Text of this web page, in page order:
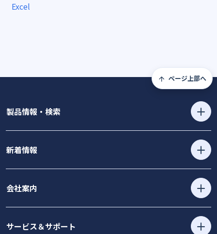
Excel
ページ上部へ
製品情報・検索
新着情報
会社案内
サービス＆サポート